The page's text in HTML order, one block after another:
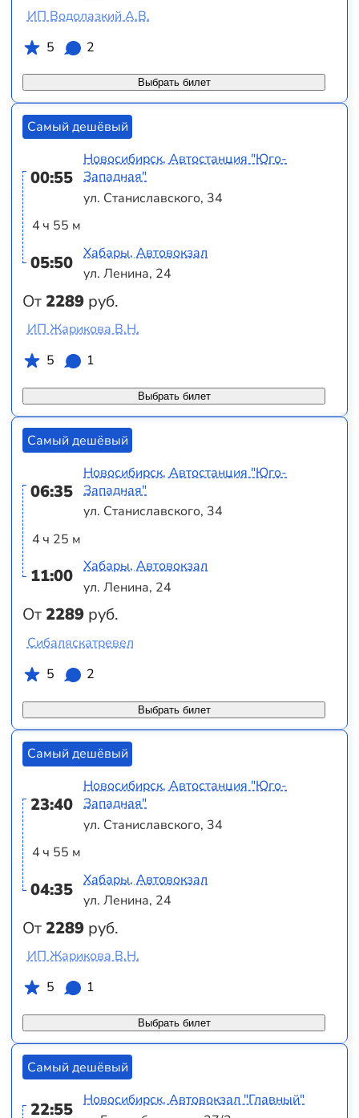
Выбрать билет
ИП Водолазкий А.В.
5
2
Самый дешёвый
00:55
4 ч 55 м
05:50
От2289 руб.
Новосибирск, Автостанция "Юго-
Западная"
ул. Станиславского, 34
Хабары, Автовокзал
ул. Ленина, 24
Выбрать билет
ИП Жарикова В.Н.
5
1
Самый дешёвый
06:35
4 ч 25 м
11:00
От2289 руб.
Новосибирск, Автостанция "Юго-
Западная"
ул. Станиславского, 34
Хабары, Автовокзал
ул. Ленина, 24
Выбрать билет
Сибаляскатревел
5
2
Самый дешёвый
23:40
4 ч 55 м
04:35
От2289 руб.
Новосибирск, Автостанция "Юго-
Западная"
ул. Станиславского, 34
Хабары, Автовокзал
ул. Ленина, 24
Выбрать билет
ИП Жарикова В.Н.
5
1
Самый дешёвый
22:55
Новосибирск, Автовокзал "Главный"